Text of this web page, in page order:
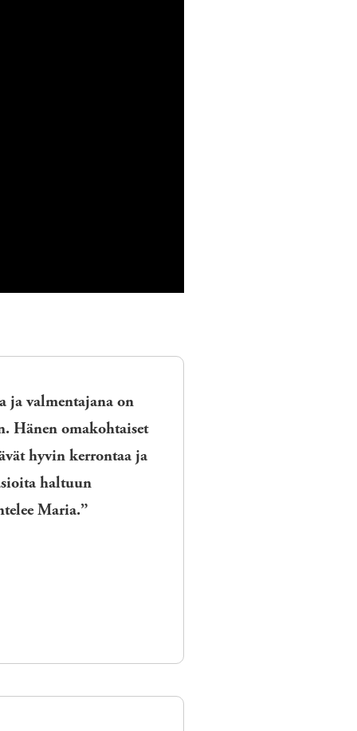
ja valmentajanaon
Hänen omakohtaiset
hyvin kerrontaa ja
haltuun
Maria.”